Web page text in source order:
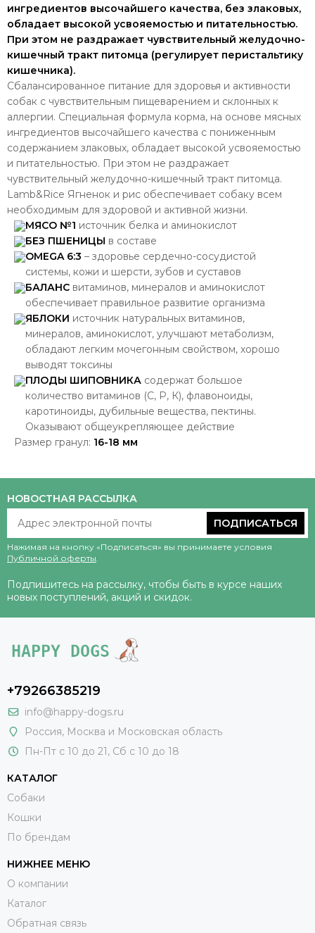
ингредиентов высочайшего качества, без злаковых,
обладает высокой усвояемостью и питательностью.
При этом не раздражает чувствительный желудочно-
кишечный тракт питомца (регулирует перистальтику
кишечника).
Сбалансированное питание для здоровья и активности
собак с чувствительным пищеварением и склонных к
аллергии. Специальная формула корма, на основе мясных
ингредиентов высочайшего качества с пониженным
содержанием злаковых, обладает высокой усвояемостью
и питательностью. При этом не раздражает
чувствительный желудочно-кишечный тракт питомца.
Lamb&Rice Ягненок и рис обеспечивает собаку всем
необходимым для здоровой и активной жизни.
МЯСО №1 источник белка и аминокислот
БЕЗ ПШЕНИЦЫ в составе
OMEGA 6:3 – здоровье сердечно-сосудистой
системы, кожи и шерсти, зубов и суставов
БАЛАНС витаминов, минералов и аминокислот
обеспечивает правильное развитие организма
ЯБЛОКИ источник натуральных витаминов,
минералов, аминокислот, улучшают метаболизм,
обладают легким мочегонным свойством, хорошо
выводят токсины
ПЛОДЫ ШИПОВНИКА содержат большое
количество витаминов (С, Р, К), флавоноиды,
каротиноиды, дубильные вещества, пектины.
Оказывают общеукрепляющее действие
Размер гранул: 16-18 мм
НОВОСТНАЯ РАССЫЛКА
ПОДПИСАТЬСЯ
Нажимая на кнопку «Подписаться» вы принимаете условия
Публичной оферты
Подпишитесь на рассылку, чтобы быть в курсе наших
новых поступлений, акций и скидок.
+79266385219
info@happy-dogs.ru
Россия, Москва и Московская область
Пн-Пт с 10 до 21, Сб с 10 до 18
КАТАЛОГ
Собаки
Кошки
По брендам
НИЖНЕЕ МЕНЮ
О компании
Каталог
Обратная связь